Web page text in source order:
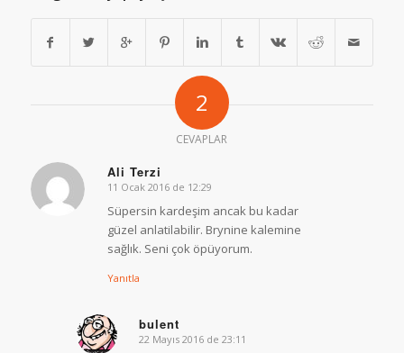
2
CEVAPLAR
Ali Terzi
says:
11 Ocak 2016 de 12:29
Süpersin kardeşim ancak bu kadar
güzel anlatilabilir. Brynine kalemine
sağlık. Seni çok öpüyorum.
Yanıtla
bulent
says:
22 Mayıs 2016 de 23:11